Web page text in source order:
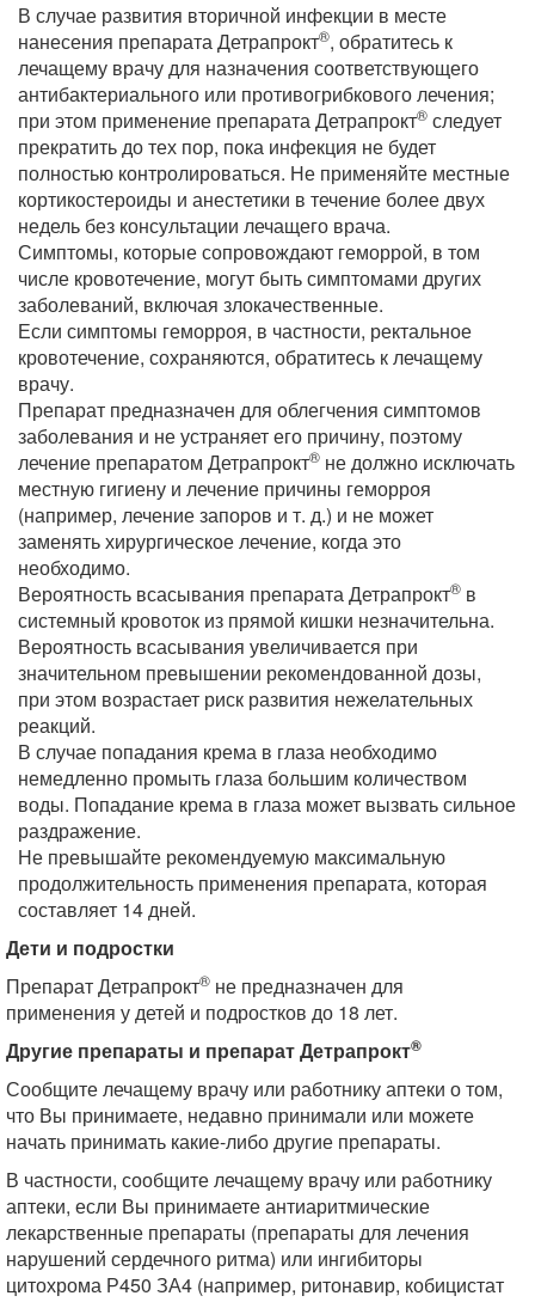
В случае развития вторичной инфекции в месте
нанесения препарата Детрапрокт®, обратитесь к
лечащему врачу для назначения соответствующего
антибактериального или противогрибкового лечения;
при этом применение препарата Детрапрокт® следует
прекратить до тех пор, пока инфекция не будет
полностью контролироваться. Не применяйте местные
кортикостероиды и анестетики в течение более двух
недель без консультации лечащего врача.
Симптомы, которые сопровождают геморрой, в том
числе кровотечение, могут быть симптомами других
заболеваний, включая злокачественные.
Если симптомы геморроя, в частности, ректальное
кровотечение, сохраняются, обратитесь к лечащему
врачу.
Препарат предназначен для облегчения симптомов
заболевания и не устраняет его причину, поэтому
лечение препаратом Детрапрокт® не должно исключать
местную гигиену и лечение причины геморроя
(например, лечение запоров и т. д.) и не может
заменять хирургическое лечение, когда это
необходимо.
Вероятность всасывания препарата Детрапрокт® в
системный кровоток из прямой кишки незначительна.
Вероятность всасывания увеличивается при
значительном превышении рекомендованной дозы,
при этом возрастает риск развития нежелательных
реакций.
В случае попадания крема в глаза необходимо
немедленно промыть глаза большим количеством
воды. Попадание крема в глаза может вызвать сильное
раздражение.
Не превышайте рекомендуемую максимальную
продолжительность применения препарата, которая
составляет 14 дней.
Дети и подростки
Препарат Детрапрокт® не предназначен для
применения у детей и подростков до 18 лет.
Другие препараты и препарат Детрапрокт®
Сообщите лечащему врачу или работнику аптеки о том,
что Вы принимаете, недавно принимали или можете
начать принимать какие-либо другие препараты.
В частности, сообщите лечащему врачу или работнику
аптеки, если Вы принимаете антиаритмические
лекарственные препараты (препараты для лечения
нарушений сердечного ритма) или ингибиторы
цитохрома Р450 ЗА4 (например, ритонавир, кобицистат